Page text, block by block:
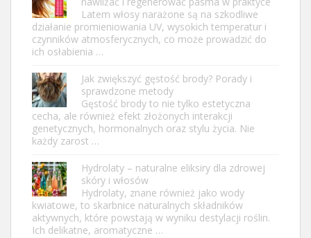
Latem włosy narażone są na szkodliwe
działanie promieniowania UV, wysokich temperatur i
czynników atmosferycznych, co może prowadzić do
ich osłabienia …
Jak zwiększyć gęstość brody? Porady i
sprawdzone metody
Gęstość brody to nie tylko estetyczna
cecha, ale również efekt złożonych interakcji
genetycznych, hormonalnych oraz stylu życia. Nie
każdy zarost …
Hydrolaty – naturalne eliksiry dla zdrowej
skóry i włosów
Hydrolaty, znane również jako wody
kwiatowe, to skarbnice naturalnych składników
aktywnych, które powstają w wyniku destylacji roślin.
Ich delikatne, aromatyczne …